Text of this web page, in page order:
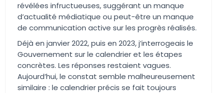
révélées infructueuses, suggérant un manque
d’actualité médiatique ou peut-être un manque
de communication active sur les progrès réalisés.
Déjà en janvier 2022, puis en 2023, j’interrogeais le
Gouvernement sur le calendrier et les étapes
concrètes. Les réponses restaient vagues.
Aujourd’hui, le constat semble malheureusement
similaire : le calendrier précis se fait toujours